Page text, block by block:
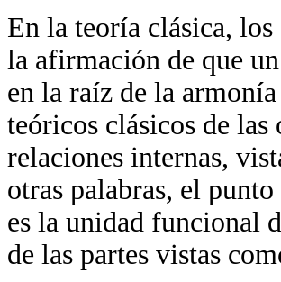
En la teoría clásica,
la afirmación de que
en la raíz de la
teóricos clásicos de
relaciones internas,
otras palabras, el
es la unidad funcional
de las partes vistas